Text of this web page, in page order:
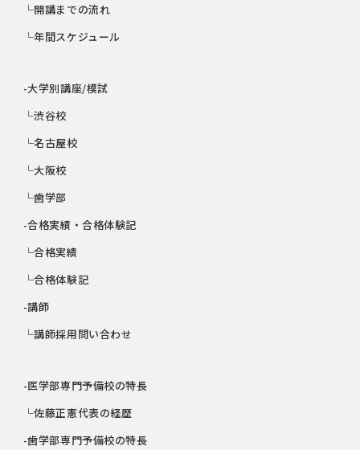
└開講までの流れ
└年間スケジュール
-大学別講座/模試
└渋谷校
└名古屋校
└大阪校
└歯学部
-合格実績・合格体験記
└合格実績
└合格体験記
-講師
└講師採用問い合わせ
-医学部専門予備校の特長
└佐藤正憲代表の経歴
-歯学部専門予備校の特長